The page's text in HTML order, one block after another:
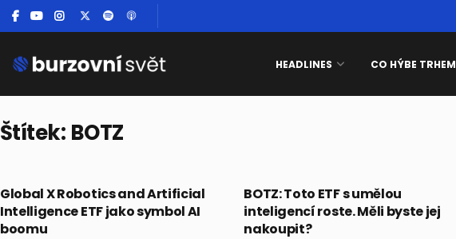
HEADLINES CO HÝBE TRHEM
Štítek: BOTZ
Global X Robotics and Artificial
Intelligence ETF jako symbol AI
boomu
BOTZ: Toto ETF s umělou
inteligencí roste. Měli byste jej
nakoupit?